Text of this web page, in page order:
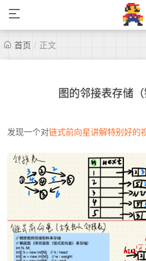
首页 / 正文
图的邻接表存储（
发现一个对链式前向星讲解特别好的